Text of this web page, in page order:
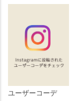
ユーザーコーデ